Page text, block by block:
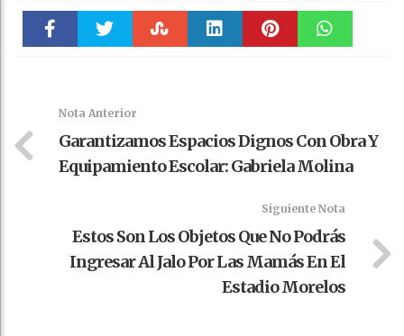
Nota Anterior
Garantizamos Espacios Dignos Con Obra Y
Equipamiento Escolar: Gabriela Molina
Siguiente Nota
Estos Son Los Objetos Que No Podrás
Ingresar Al Jalo Por Las Mamás En El
Estadio Morelos